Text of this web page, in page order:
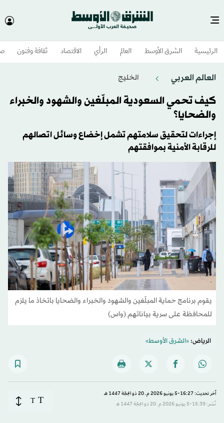
الرئيسية الشرق الأوسط​ العالم الرأي الاقتصاد ثقافة وفنون
العالم العربي الخليج
كيف تحمي السعودية المبلّغين والشهود والخبراء
والضحايا؟
إجراءات لتحقيق سلامتهم تشمل إخضاع وسائل اتصالهم
للرقابة الأمنية بموافقتهم
يقوم برنامج حماية المبلّغين والشهود والخبراء والضحايا باتخاذ ما يلزم
للمحافظة على سرية بياناتهم (واس)
الرياض:«الشرق الأوسط»
آخر تحديث: 16:27-5 يونيو 2026 م ـ 20 ذو الحِجّة 1447 هـ
نُشر: 15:39-5 يونيو 2026 م ـ 20 ذو الحِجّة 1447 هـ
T
T